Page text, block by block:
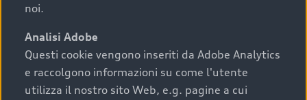
acquistare un’auto usata, oltre al prezzo e all'aspetto,
chilometraggio: un valore contenuto corrisponde a
uno stato migliore del veicolo e a una maggiore
durata nel tempo;
noi.
Analisi Adobe
Questi cookie vengono inseriti da Adobe Analytics
e raccolgono informazioni su come l'utente
utilizza il nostro sito Web, e.g. pagine a cui